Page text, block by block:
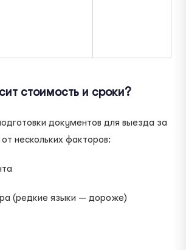
стоимость и сроки?
документов для выезда за
нескольких факторов:
(редкие языки — дороже)